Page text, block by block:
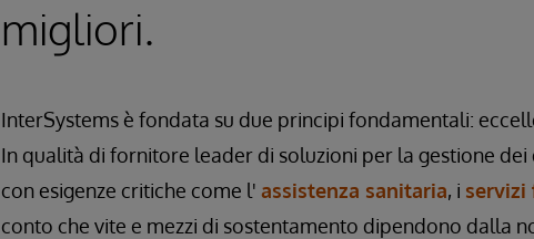
migliori.
InterSystems è fondata su due principi fondamentali:
In qualità di fornitore leader di soluzioni per la gestione
con esigenze critiche come l' assistenza sanitaria, i servizi
conto che vite e mezzi di sostentamento dipendono dalla